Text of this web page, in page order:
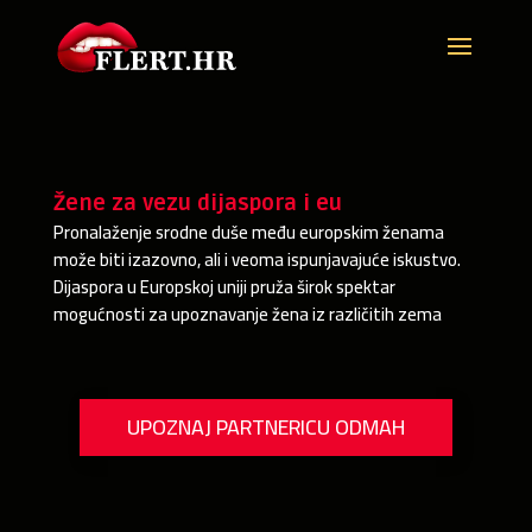
Žene za vezu dijaspora i eu
Pronalaženje srodne duše među europskim ženama
može biti izazovno, ali i veoma ispunjavajuće iskustvo.
Dijaspora u Europskoj uniji pruža širok spektar
mogućnosti za upoznavanje žena iz različitih zema
UPOZNAJ PARTNERICU ODMAH